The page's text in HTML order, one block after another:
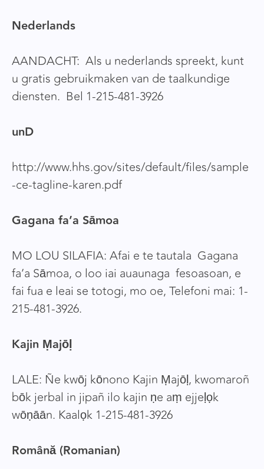
Nederlands
AANDACHT: Als u nederlands spreekt, kunt
u gratis gebruikmaken van de taalkundige
diensten. Bel 1-215-481-3926
unD
http://www.hhs.gov/sites/default/files/sample
-ce-tagline-karen.pdf
Gagana fa’a Sāmoa
MO LOU SILAFIA: Afai e te tautala Gagana
fa’a Sāmoa, o loo iai auaunaga fesoasoan, e
fai fua e leai se totogi, mo oe, Telefoni mai: 1-
215-481-3926.
Kajin Ṃajōḷ
LALE: Ñe kwōj kōnono Kajin Ṃajōḷ, kwomaroñ
bōk jerbal in jipañ ilo kajin ṇe aṃ ejjeḷọk
wōṇāān. Kaalọk 1-215-481-3926
Română (Romanian)